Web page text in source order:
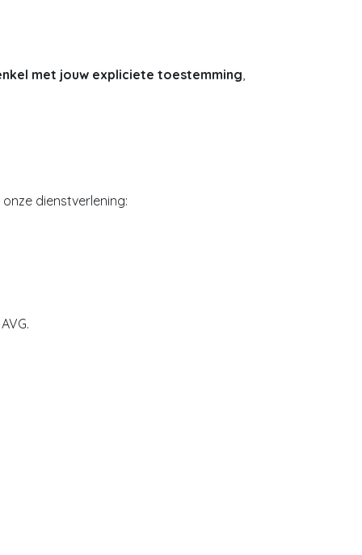
met jouw expliciete toestemming,
dienstverlening: